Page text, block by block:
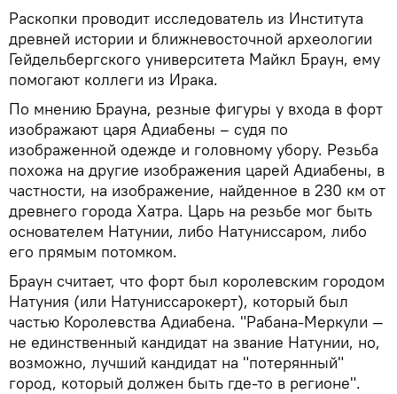
Раскопки проводит исследователь из Института
древней истории и ближневосточной археологии
Гейдельбергского университета Майкл Браун, ему
помогают коллеги из Ирака.
По мнению Брауна, резные фигуры у входа в форт
изображают царя Адиабены – судя по
изображенной одежде и головному убору. Резьба
похожа на другие изображения царей Адиабены, в
частности, на изображение, найденное в 230 км от
древнего города Хатра. Царь на резьбе мог быть
основателем Натунии, либо Натуниссаром, либо
его прямым потомком.
Браун считает, что форт был королевским городом
Натуния (или Натуниссарокерт), который был
частью Королевства Адиабена. "Рабана-Меркули —
не единственный кандидат на звание Натунии, но,
возможно, лучший кандидат на "потерянный"
город, который должен быть где-то в регионе".